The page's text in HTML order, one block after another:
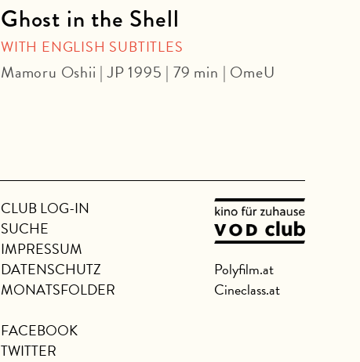
Ghost in the Shell
WITH ENGLISH SUBTITLES
Mamoru Oshii | JP 1995 | 79 min | OmeU
CLUB LOG-IN
SUCHE
IMPRESSUM
DATENSCHUTZ
MONATSFOLDER
FACEBOOK
TWITTER
Polyfilm.at
Cineclass.at